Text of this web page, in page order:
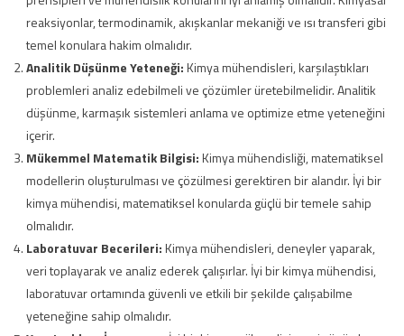
reaksiyonlar, termodinamik, akışkanlar mekaniği ve ısı transferi gibi
temel konulara hakim olmalıdır.
Analitik Düşünme Yeteneği:Kimya mühendisleri, karşılaştıkları
problemleri analiz edebilmeli ve çözümler üretebilmelidir. Analitik
düşünme, karmaşık sistemleri anlama ve optimize etme yeteneğini
içerir.
Mükemmel Matematik Bilgisi:Kimya mühendisliği, matematiksel
modellerin oluşturulması ve çözülmesi gerektiren bir alandır. İyi bir
kimya mühendisi, matematiksel konularda güçlü bir temele sahip
olmalıdır.
Laboratuvar Becerileri:Kimya mühendisleri, deneyler yaparak,
veri toplayarak ve analiz ederek çalışırlar. İyi bir kimya mühendisi,
laboratuvar ortamında güvenli ve etkili bir şekilde çalışabilme
yeteneğine sahip olmalıdır.